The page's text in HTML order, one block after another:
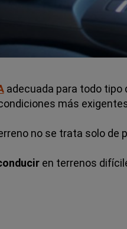
adecuada para todo tipo
más
no se trata solo
en terrenos